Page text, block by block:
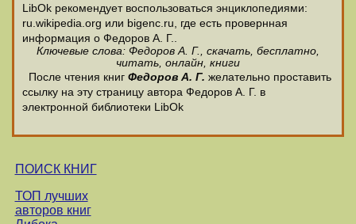
LibOk рекомендует воспользоваться энциклопедиями:
ru.wikipedia.org или bigenc.ru, где есть провернная
информация о Федоров А. Г..
Ключевые слова: Федоров А. Г., скачать, бесплатно,
читать, онлайн, книги
После чтения книг Федоров А. Г. желательно проставить
ссылку на эту страницу автора Федоров А. Г. в
электронной библиотеки LibOk
ПОИСК КНИГ
ТОП лучших
авторов книг